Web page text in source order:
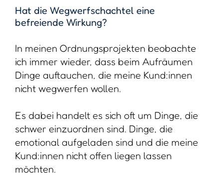
Die Wegwerfschachtel schafft dafür einen
klaren Rahmen.
• zu behalten, was dir wichtig ist, ohne es
rechtfertigen zu müssen
• dich davon zu befreien, was andere
darüber denken könnten
zu verlieren
• deine Geschichte zu würdigen, ohne sie
erklären zu müssen
Das Schönste an ihr ist, dass du selbst